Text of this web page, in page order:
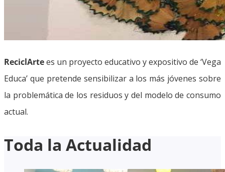
ReciclArtees un proyecto educativo y expositivo de ‘Vega
Educa’ que pretende sensibilizar a los más jóvenes sobre
la problemática de los residuos y del modelo de consumo
actual.
Toda la Actualidad